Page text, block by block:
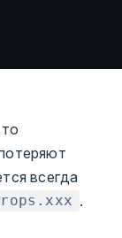
, то
всегда
.